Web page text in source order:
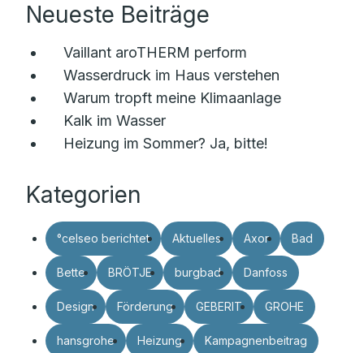
Neueste Beiträge
Vaillant aroTHERM perform
Wasserdruck im Haus verstehen
Warum tropft meine Klimaanlage
Kalk im Wasser
Heizung im Sommer? Ja, bitte!
Kategorien
°celseo berichtet Aktuelles Axor Bad
Bette BRÖTJE burgbad Danfoss
Design Förderung GEBERIT GROHE
hansgrohe Heizung Kampagnenbeitrag